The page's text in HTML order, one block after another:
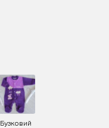
Бузковий